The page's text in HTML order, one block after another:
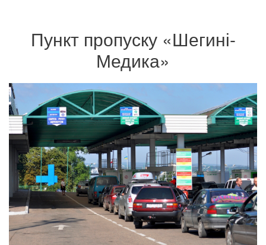
Пункт пропуску «Шегині-
Медика»